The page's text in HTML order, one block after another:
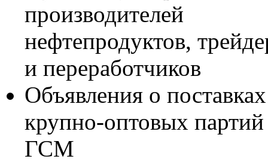
производителей
нефтепродуктов,
и переработчиков
Объявления о поставках
крупно-оптовых партий
ГСМ